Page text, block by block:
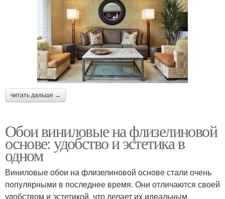
читать дальше →
Обои виниловые на флизелиновой
основе: удобство и эстетика в
одном
Виниловые обои на флизелиновой основе стали очень
популярными в последнее время. Они отличаются своей
удобством и эстетикой, что делает их идеальным